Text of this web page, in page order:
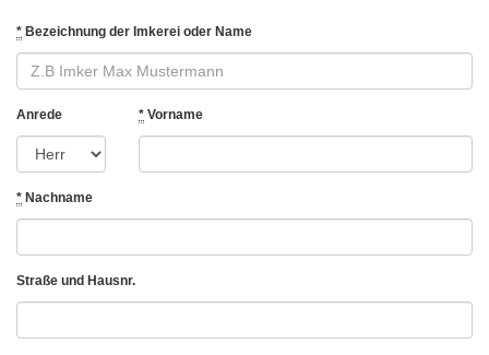
* Bezeichnung der Imkerei oder Name
If
you
are
a
human,
ignore
this
Anrede * Vorname
* Nachname
Straße und Hausnr.